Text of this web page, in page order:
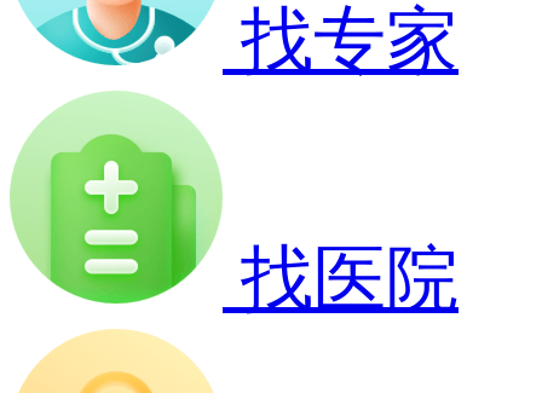
找专家
找医院